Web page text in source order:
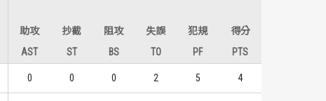
6
王律翔 3
助攻 抄截 阻攻 失誤 犯規
得分
AST ST BS TO PF PTS
0 0 0 2 5 4